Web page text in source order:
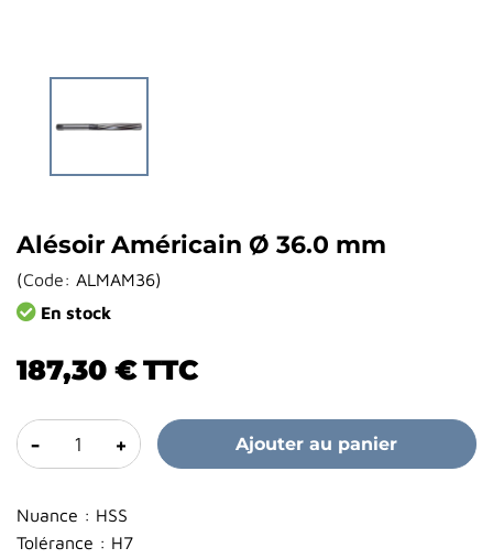
Alésoir Américain Ø 36.0 mm
(Code: ALMAM36)
En stock
187,30 €TTC
- + Ajouter au panier
Nuance : HSS
Tolérance : H7